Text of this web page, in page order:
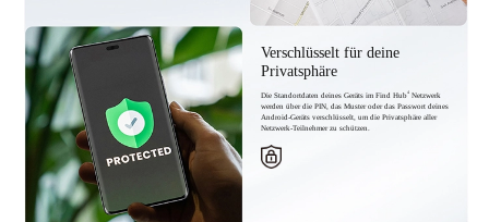
Verschlüsselt für deine
Privatsphäre
Die Standortdaten deines Geräts im Find Hub4Netzwerk
werden über die PIN, das Muster oder das Passwort deines
Android-Geräts verschlüsselt, um die Privatsphäre aller
Netzwerk-Teilnehmer zu schützen.